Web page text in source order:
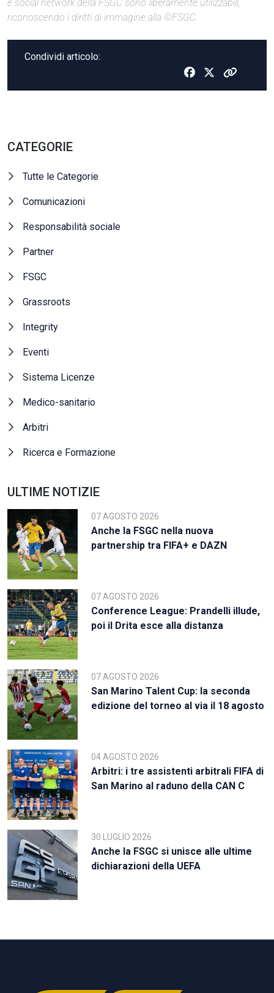
e social network della FSGC sono liberamente utilizzabili,
riconoscendo i diritti di immagine alla ©FSGC
Condividi articolo:
CATEGORIE
Tutte le Categorie
Comunicazioni
Responsabilità sociale
Partner
FSGC
Grassroots
Integrity
Eventi
Sistema Licenze
Medico-sanitario
Arbitri
Ricerca e Formazione
ULTIME NOTIZIE
07 AGOSTO 2026
Anche la FSGC nella nuova
partnership tra FIFA+ e DAZN
07 AGOSTO 2026
Conference League: Prandelli illude,
poi il Drita esce alla distanza
07 AGOSTO 2026
San Marino Talent Cup: la seconda
edizione del torneo al via il 18 agosto
04 AGOSTO 2026
Arbitri: i tre assistenti arbitrali FIFA di
San Marino al raduno della CAN C
30 LUGLIO 2026
Anche la FSGC si unisce alle ultime
dichiarazioni della UEFA